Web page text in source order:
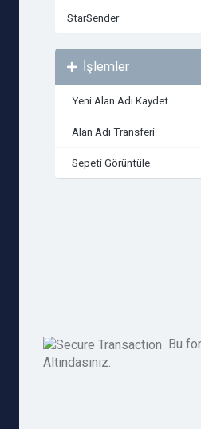
StarSender
İşlemler
Yeni Alan Adı Kaydet
Alan Adı Transferi
Sepeti Görüntüle
Bu
Altındasınız.